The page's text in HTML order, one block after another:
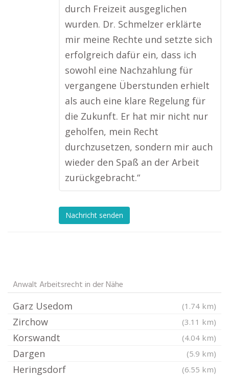
durch Freizeit ausgeglichen
wurden. Dr. Schmelzer erklärte
mir meine Rechte und setzte sich
erfolgreich dafür ein, dass ich
sowohl eine Nachzahlung für
vergangene Überstunden erhielt
als auch eine klare Regelung für
die Zukunft. Er hat mir nicht nur
geholfen, mein Recht
durchzusetzen, sondern mir auch
wieder den Spaß an der Arbeit
zurückgebracht.“
Nachricht senden
Anwalt Arbeitsrecht in der Nähe
Garz Usedom (1.74 km)
Zirchow (3.11 km)
Korswandt (4.04 km)
Dargen (5.9 km)
Heringsdorf (6.55 km)